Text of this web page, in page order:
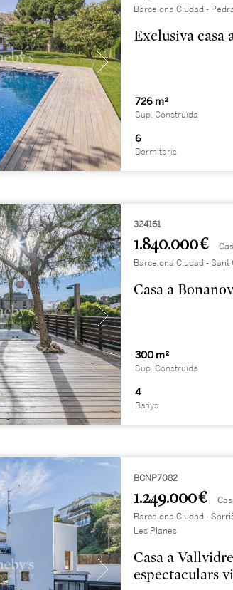
Barcelona Ciudad -
Exclusiva casa
726 m²
Sup. Construïda
6
Dormitoris
324161
1.840.000 €
Barcelona Ciudad -
Casa a
300 m²
Sup. Construïda
4
Banys
BCNP7082
1.249.000 €
Barcelona Ciudad -
Les Planes
Casa a
espectaculars